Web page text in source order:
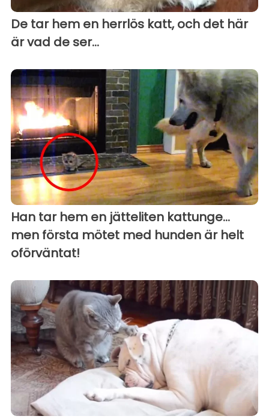
De tar hem en herrlös katt, och det här
är vad de ser...
Han tar hem en jätteliten kattunge...
men första mötet med hunden är helt
oförväntat!